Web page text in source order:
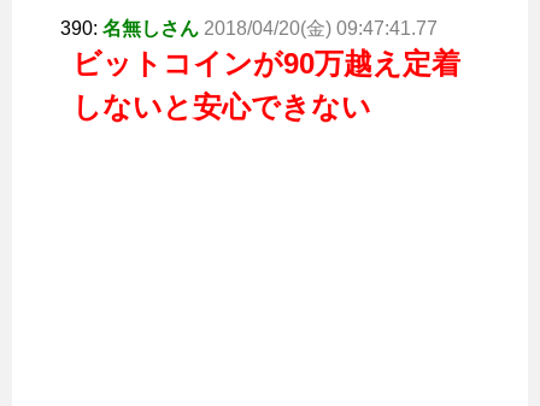
390: 名無しさん 2018/04/20(金) 09:47:41.77
ビットコインが90万越え定着
しないと安心できない